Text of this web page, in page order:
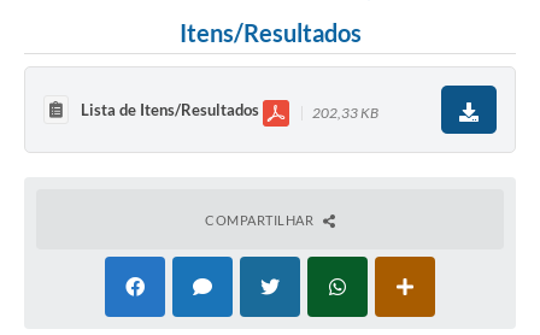
Itens/Resultados
Lista de Itens/Resultados 202,33 KB
COMPARTILHAR